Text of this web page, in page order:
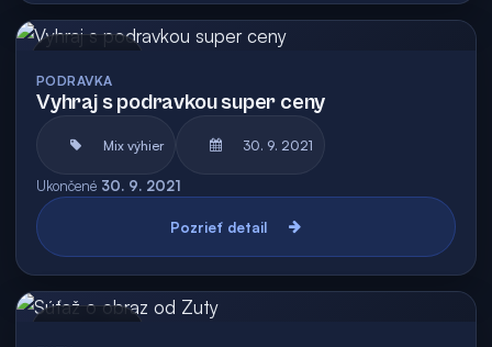
PODRAVKA
Vyhraj s podravkou super ceny
Mix výhier 30. 9. 2021
Ukončené 30. 9. 2021
Pozrieť detail